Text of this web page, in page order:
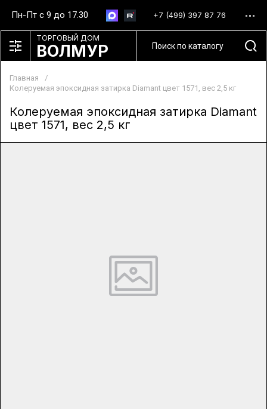
Пн-Пт с 9 до 17.30 +7 (499) 397 87 76
ТОРГОВЫЙ ДОМ
ВОЛМУР
Главная
/
Колеруемая эпоксидная затирка Diamant цвет 1571, вес 2,5 кг
Колеруемая эпоксидная затирка Diamant
цвет 1571, вес 2,5 кг